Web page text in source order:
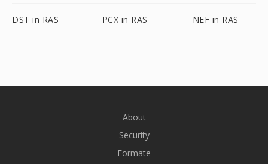
DST in RAS PCX in RAS NEF in RAS
About
Security
Formate